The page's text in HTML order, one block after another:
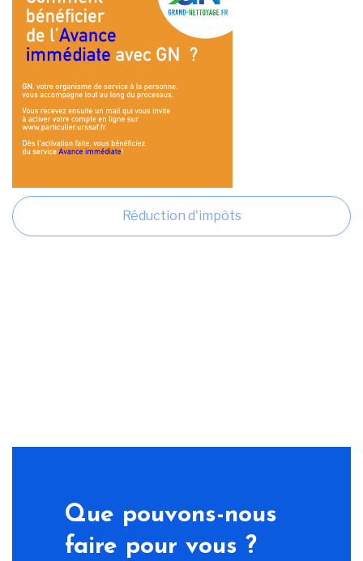
Réduction d'impôts
Que pouvons-nous
faire pour vous ?